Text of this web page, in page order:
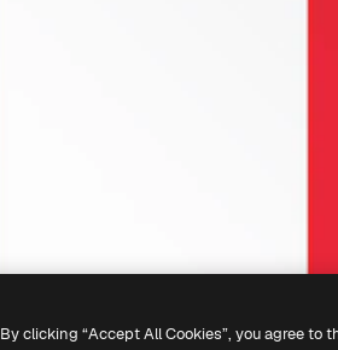
By clicking “Accept All Cookies”, you agree